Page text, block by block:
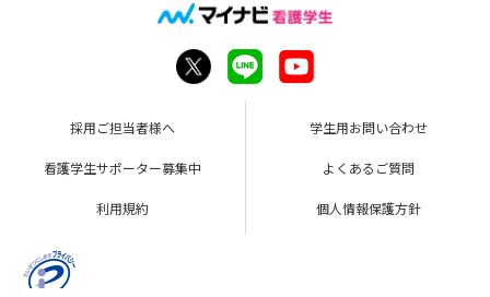
採用ご担当者様へ 学生用お問い合わせ
看護学生サポーター募集中 よくあるご質問
利用規約 個人情報保護方針